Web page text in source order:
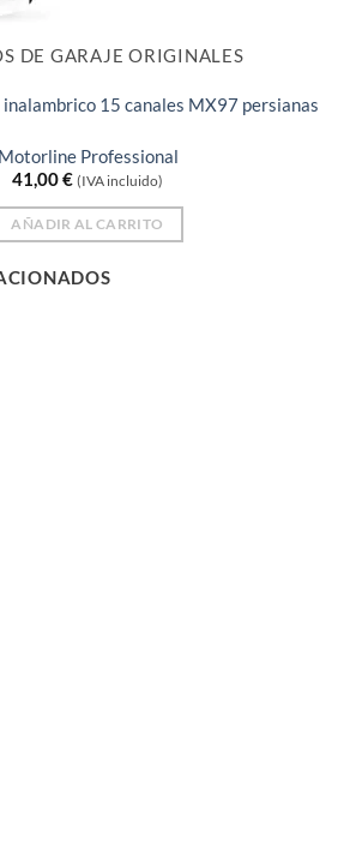
DE GARAJE ORIGINALES
15 canales MX97 persianas
Motorline Professional
41,00€ (IVA incluido)
AÑADIR AL CARRITO